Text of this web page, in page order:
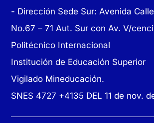
- Dirección Sede Sur: Avenida
No.67 – 71 Aut. Sur con Av. V/
Politécnico Internacional
Institución de Educación Superior
Vigilado Mineducación.
SNES 4727 +4135 DEL 11 de nov.